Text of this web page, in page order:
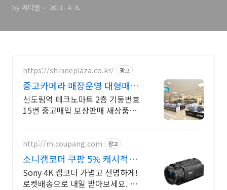
by 씨디맨 2011. 4. 6.
https://shinneplaza.co.kr/ 광고
중고카메라 매장운영 대형매장
중고매입,보상판매 대형매장
신도림역 테크노마트 2층 기둥번호
15번 중고매입 보상판매 새상품판
http://m.coupang.com 광고
소니캠코더 쿠팡 5% 캐시적립
혜택
Sony 4K 캠코더 가볍고 선명하게!
로켓배송으로 내일 받아보세요. 레